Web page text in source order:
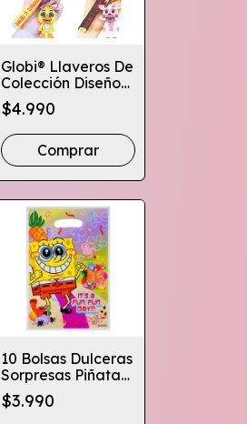
Globi® Llaveros De
Colección Diseños
Fnaf Para Regalo
$4.990
Comprar
10 Bolsas Dulceras
Sorpresas Piñata
Cotillon Varios
Diseños
$3.990